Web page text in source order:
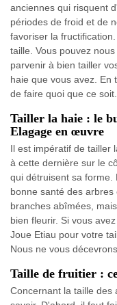
anciennes qui risquent
périodes de froid et de
favoriser la
taille. Vous pouvez
parvenir à bien tailler
haie que vous avez. En
de faire quoi que ce soit.
Tailler la haie : le
Elagage en œuvre
Il est impératif de tailler
à cette dernière sur le
qui détruisent sa forme.
bonne santé des
branches abîmées,
bien fleurir. Si vous
Joue Etiau pour votre
Nous ne vous
Taille de fruitier :
Concernant la taille des